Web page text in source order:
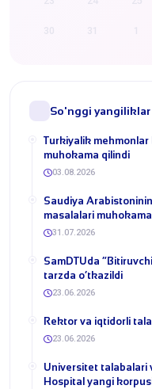
So'nggi yangiliklar
Turkiyalik
muhokama qilindi
03.08.2026
​Saudiya
masalalari
31.07.2026
​SamDTUda
tarzda o‘tkazildi
23.06.2026
​Rektor va iqtidorli
23.06.2026
Universitet talabalari
Hospital yangi